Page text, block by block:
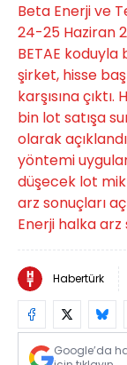
Beta Enerji ve
24-25 Haziran
BETAE
şirket, hisse
karşısına
bin lot satışa
olarak
yöntemi
düşecek lot
arz sonuçları
Enerji halka arz
Habertürk
Google’da